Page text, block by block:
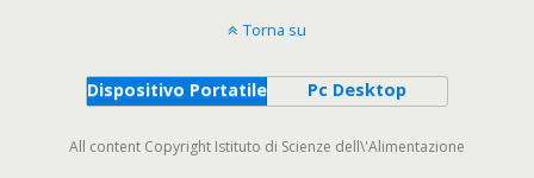
Torna su
Dispositivo Portatile Pc Desktop
All content Copyright Istituto di Scienze dell\'Alimentazione